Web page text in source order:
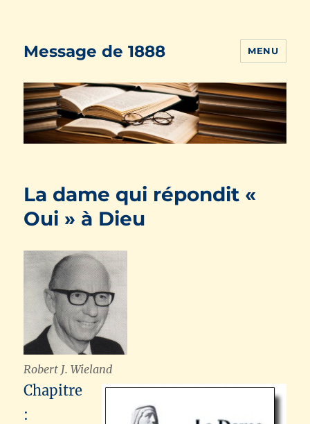
Message de 1888 MENU
La dame qui répondit «
Oui » à Dieu
Robert J. Wieland
Chapitre
: